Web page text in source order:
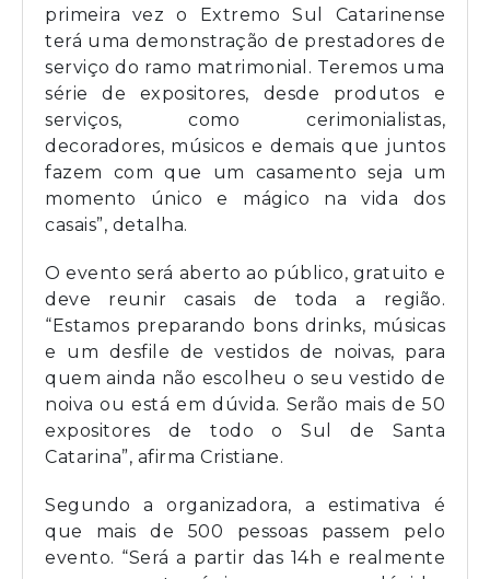
primeira vez o Extremo Sul Catarinense
terá uma demonstração de prestadores de
serviço do ramo matrimonial. Teremos uma
série de expositores, desde produtos e
serviços, como cerimonialistas,
decoradores, músicos e demais que juntos
fazem com que um casamento seja um
momento único e mágico na vida dos
casais”, detalha.
O evento será aberto ao público, gratuito e
deve reunir casais de toda a região.
“Estamos preparando bons drinks, músicas
e um desfile de vestidos de noivas, para
quem ainda não escolheu o seu vestido de
noiva ou está em dúvida. Serão mais de 50
expositores de todo o Sul de Santa
Catarina”, afirma Cristiane.
Segundo a organizadora, a estimativa é
que mais de 500 pessoas passem pelo
evento. “Será a partir das 14h e realmente